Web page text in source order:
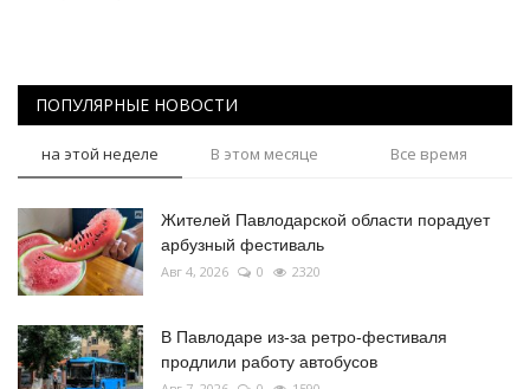
ПОПУЛЯРНЫЕ НОВОСТИ
на этой неделе В этом месяце Все время
Жителей Павлодарской области порадует
арбузный фестиваль
Авг 4, 2026 0 2320
В Павлодаре из-за ретро-фестиваля
продлили работу автобусов